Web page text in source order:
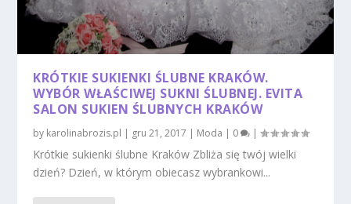
KRÓTKIE SUKIENKI ŚLUBNE KRAKÓW.
WYBÓR WŁAŚCIWEJ SUKNI ŚLUBNEJ. EVITA
SALON SUKIEN ŚLUBNYCH KRAKÓW
by karolinabrozis.pl gru 21, 2017 Moda 0 |
Krótkie sukienki ślubne Kraków Zbliża się twój wielki
dzień? Dzień, w którym obiecasz wybrankowi...